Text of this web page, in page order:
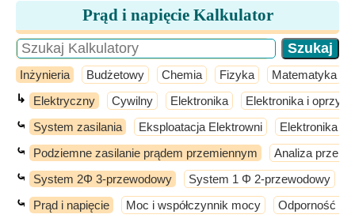
Prąd i napięcie Kalkulator
Inżynieria Budżetowy Chemia Fizyka Matematyka
↳ Elektryczny Cywilny Elektronika Elektronika i
⤿ System zasilania Eksploatacja Elektrowni Elektronika
⤿ Podziemne zasilanie prądem przemiennym Analiza
⤿ System 2Φ 3-przewodowy System 1 Φ 2-przewodowy
⤿ Prąd i napięcie Moc i współczynnik mocy Odporność i